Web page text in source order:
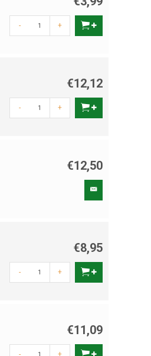
- +
€12,12
- +
€12,50
€8,95
- +
€11,09
- +